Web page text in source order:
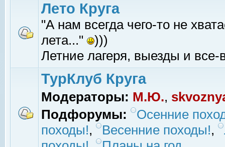
Лето Круга
"А нам всегда чего-то не
лета..."
)))
Летние лагеря, выезды и все-
ТурКлуб Круга
Модераторы: М.Ю.,
Подфорумы:
Осенние
походы!, Весенние походы!,